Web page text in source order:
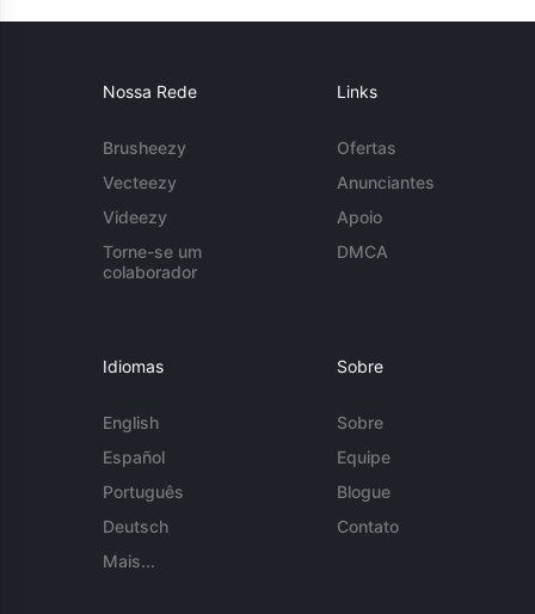
Nossa Rede
Brusheezy
Vecteezy
Videezy
Torne-se um
colaborador
Links
Ofertas
Anunciantes
Apoio
DMCA
Idiomas
English
Español
Português
Deutsch
Mais...
Sobre
Sobre
Equipe
Blogue
Contato